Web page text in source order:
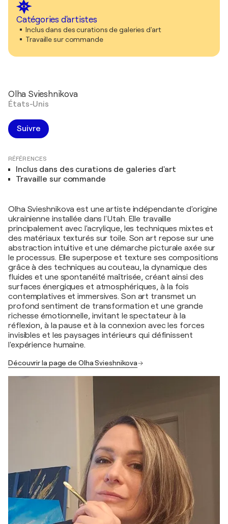
Catégories d'artistes
Inclus dans des curations de galeries d'art
Travaille sur commande
Olha Svieshnikova
États-Unis
Suivre
RÉFÉRENCES
Inclus dans des curations de galeries d'art
Travaille sur commande
Olha Svieshnikova est une artiste indépendante d'origine
ukrainienne installée dans l'Utah. Elle travaille
principalement avec l'acrylique, les techniques mixtes et
des matériaux texturés sur toile. Son art repose sur une
abstraction intuitive et une démarche picturale axée sur
le processus. Elle superpose et texture ses compositions
grâce à des techniques au couteau, la dynamique des
fluides et une spontanéité maîtrisée, créant ainsi des
surfaces énergiques et atmosphériques, à la fois
contemplatives et immersives. Son art transmet un
profond sentiment de transformation et une grande
richesse émotionnelle, invitant le spectateur à la
réflexion, à la pause et à la connexion avec les forces
invisibles et les paysages intérieurs qui définissent
l'expérience humaine.
Découvrir la page de Olha Svieshnikova